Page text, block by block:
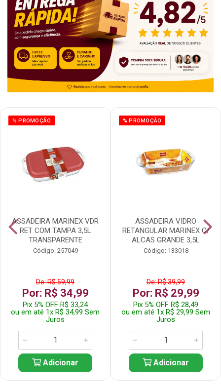
% PROMOÇÃO
ASSADEIRA MARINEX VDR
RET COM TAMPA 3,5L
TRANSPARENTE
Código: 257049
De: R$ 59,99
Por: R$ 34,99
Pix 5% OFF R$ 33,24
ou em até 1x R$ 34,99 Sem
Juros
Adicionar
% PROMOÇÃO
ASSADEIRA VIDRO
RETANGULAR MARINEX C/
ALCAS GRANDE 3,5L
Código: 133018
De: R$ 39,99
Por: R$ 29,99
Pix 5% OFF R$ 28,49
ou em até 1x R$ 29,99 Sem
Juros
Adicionar